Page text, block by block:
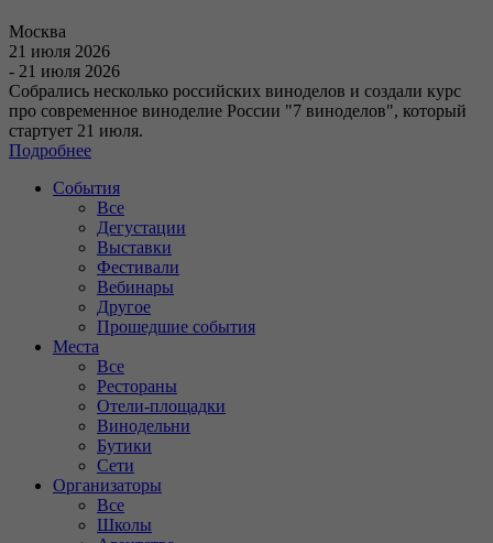
Москва
21 июля 2026
- 21 июля 2026
Собрались несколько российских виноделов и создали курс
про современное виноделие России "7 виноделов", который
стартует 21 июля.
Подробнее
События
Все
Дегустации
Выставки
Фестивали
Вебинары
Другое
Прошедшие события
Места
Все
Рестораны
Отели-площадки
Винодельни
Бутики
Сети
Организаторы
Все
Школы